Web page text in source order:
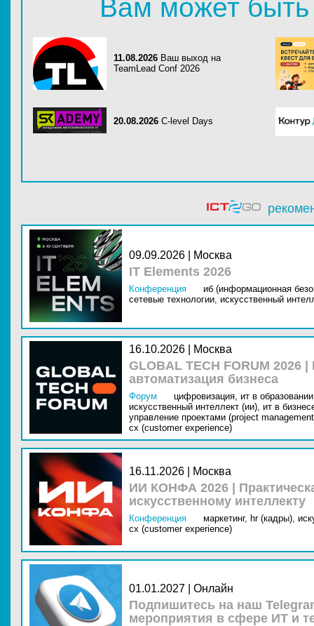
Вам может быть
11.08.2026 Ваш выход на
TeamLead Conf 2026
20.08.2026 C-level Days
09.09.2026 | Москва
IT Elements 2026
Конференция
иб (информационная
сетевые технологии, искусственный
16.10.2026 | Москва
GLOBAL TECH FORUM
автоматизация бизнеса
Форум цифровизация, ит в
искусственный интеллект (ии), ит в
управление проектами (project
cx (customer experience)
16.11.2026 | Москва
ИИ КОНФА 2026 |
искусственному интеллекту
Конференция маркетинг, hr (кадры),
cx (customer experience)
01.01.2027 | Онлайн
Подпишитесь на наш
мероприятия в сфере ИТ и